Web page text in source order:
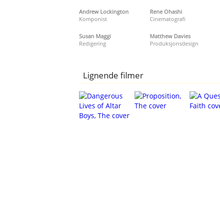
Andrew Lockington
Komponist
Rene Ohashi
Cinematografi
Susan Maggi
Redigering
Matthew Davies
Produksjonsdesign
Lignende filmer